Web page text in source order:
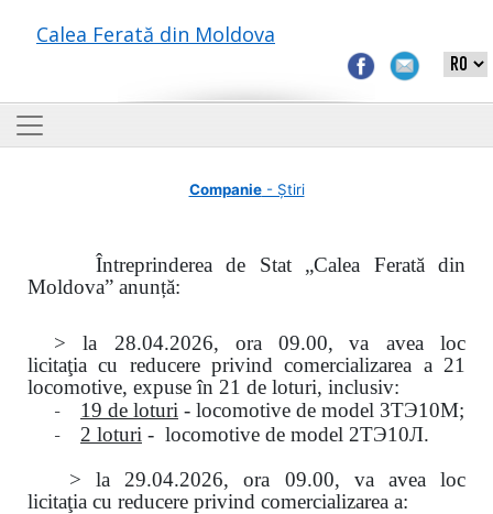
Calea Ferată din Moldova
Companie- Știri
Întreprinderea de Stat „Calea Ferată din
Moldova” anunță:
> la 28.04.2026, ora 09.00,
va avea loc
licitaţiacu reducere privind comercializarea a 21
locomotive, expuse în 21 de loturi, inclusiv:
- 19 de loturi - locomotive de model 3ТЭ10М;
- 2 loturi - locomotive de model 2ТЭ10Л.
> la 29.04.2026, ora 09.00, va avea loc
licitaţia cu reducere privind comercializarea a: